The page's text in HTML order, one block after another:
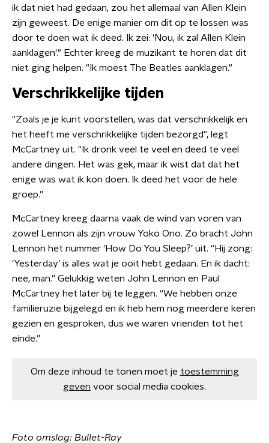
ik dat niet had gedaan, zou het allemaal van Allen Klein
zijn geweest. De enige manier om dit op te lossen was
door te doen wat ik deed. Ik zei: 'Nou, ik zal Allen Klein
aanklagen'." Echter kreeg de muzikant te horen dat dit
niet ging helpen. "Ik moest The Beatles aanklagen."
Verschrikkelijke tijden
"Zoals je je kunt voorstellen, was dat verschrikkelijk en
het heeft me verschrikkelijke tijden bezorgd", legt
McCartney uit. "Ik dronk veel te veel en deed te veel
andere dingen. Het was gek, maar ik wist dat dat het
enige was wat ik kon doen. Ik deed het voor de hele
groep.”
McCartney kreeg daarna vaak de wind van voren van
zowel Lennon als zijn vrouw Yoko Ono. Zo bracht John
Lennon het nummer 'How Do You Sleep?’ uit. “Hij zong:
‘Yesterday’ is alles wat je ooit hebt gedaan. En ik dacht:
nee, man.” Gelukkig weten John Lennon en Paul
McCartney het later bij te leggen. “We hebben onze
familieruzie bijgelegd en ik heb hem nog meerdere keren
gezien en gesproken, dus we waren vrienden tot het
einde.”
Om deze inhoud te tonen moet je toestemming
geven voor social media cookies.
Foto omslag: Bullet-Ray